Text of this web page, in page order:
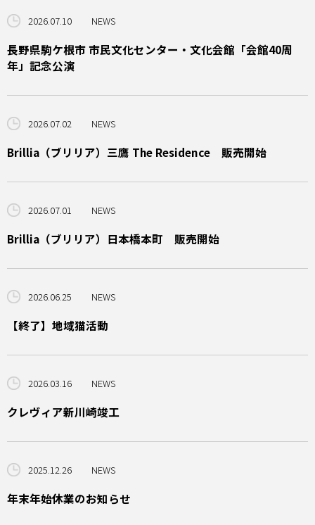
2026.07.10 NEWS
長野県駒ケ根市 市民文化センター・文化会館「会館40周
年」記念公演
2026.07.02 NEWS
Brillia（ブリリア）三鷹 The Residence 販売開始
2026.07.01 NEWS
Brillia（ブリリア）日本橋本町 販売開始
2026.06.25 NEWS
【終了】地域猫活動
2026.03.16 NEWS
クレヴィア新川崎竣工
2025.12.26 NEWS
年末年始休業のお知らせ